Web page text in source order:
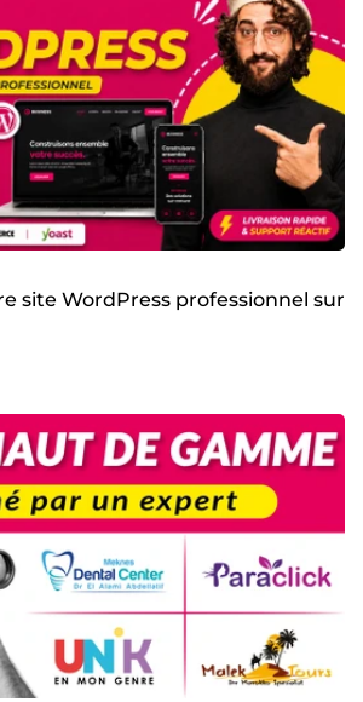
site WordPress professionnel sur